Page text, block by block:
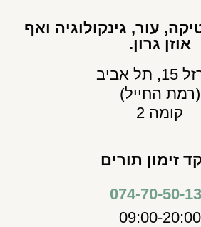
עור, גינקולוגיה ואף
אוזן גרון.
תל אביב
(רמת החייל)
קומה 2
זימון תורים
074-70-50-
09:00-20:00